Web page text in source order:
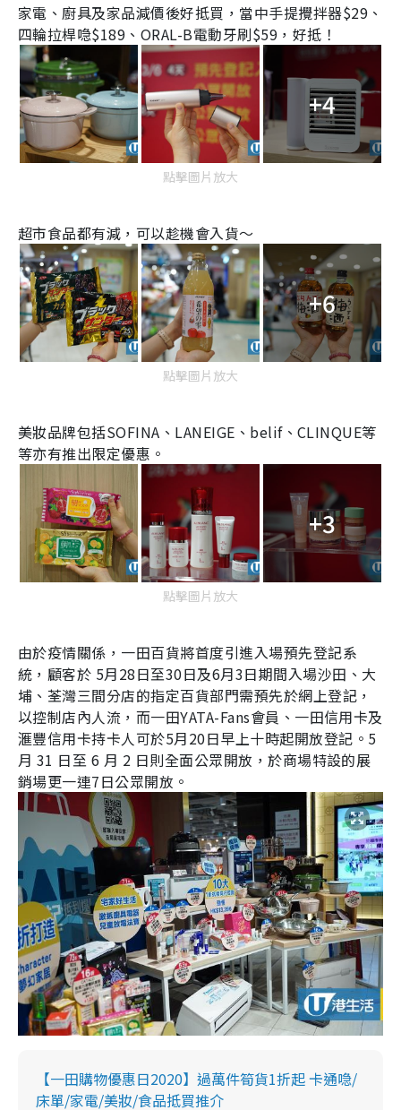
家電、廚具及家品減價後好抵買，當中手提攪拌器$29 、
四輪拉桿喼$189 、 ORAL-B電動牙刷$59 ，好抵！
+4
點擊圖片放大
超市食品都有減，可以趁機會入貨～
+6
點擊圖片放大
美妝品牌包括SOFINA 、 LANEIGE 、 belif、CLINQUE等
等亦有推出限定優惠。
+3
點擊圖片放大
由於疫情關係，一田百貨將首度引進入場預先登記系
統，顧客於 5月28日至30日及6月3日期間入場沙田、大
埔、荃灣三間分店的指定百貨部門需預先於網上登記，
以控制店內人流，而一田YATA-Fans會員、一田信用卡及
滙豐信用卡持卡人可於5月20日早上十時起開放登記。 5
月 31 日至 6 月 2 日則全面公眾開放，於商場特設的展
銷場更一連7日公眾開放。
【一田購物優惠日2020】過萬件筍貨1折起 卡通喼/
床單/家電/美妝/食品抵買推介